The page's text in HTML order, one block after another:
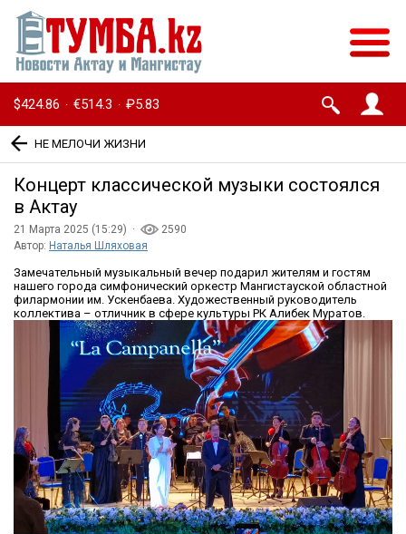
$424.86 · €514.3 · ₽5.83
НЕ МЕЛОЧИ ЖИЗНИ
Концерт классической музыки состоялся
в Актау
21 Марта 2025 (15:29) ·
2590
Автор: Наталья Шляховая
Замечательный музыкальный вечер подарил жителям и гостям
нашего города симфонический оркестр Мангистауской областной
филармонии им. Ускенбаева. Художественный руководитель
коллектива – отличник в сфере культуры РК Алибек Муратов.